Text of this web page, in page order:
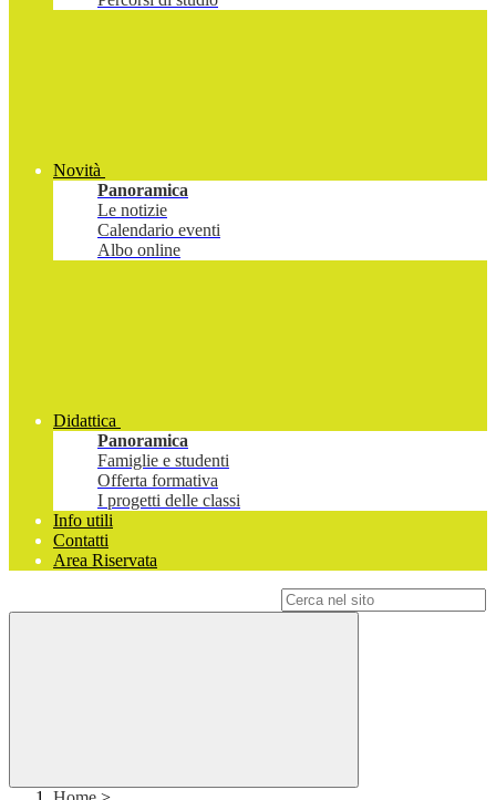
Novità
Panoramica
Le notizie
Calendario eventi
Albo online
Didattica
Panoramica
Famiglie e studenti
Offerta formativa
I progetti delle classi
Info utili
Contatti
Area Riservata